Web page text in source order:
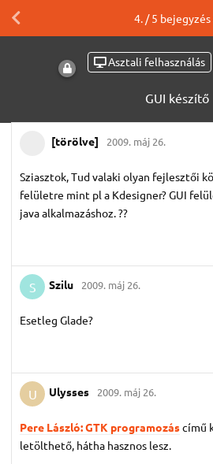
Asztali felhasználás
GUI készítő
4. /5 bejegyzés
[törölve] 2009. máj 26.
Sziasztok, Tud valaki olyan fejlesztői
felületre mint pl a Kdesigner? GUI
java alkalmazáshoz. ??
S Szilu 2009. máj 26.
Esetleg Glade?
U Ulysses 2009. máj 26.
Pere László: GTK programozáscímű
letölthető, hátha hasznos lesz.